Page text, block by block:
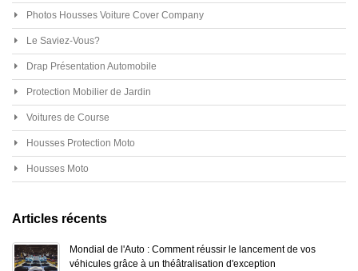
Photos Housses Voiture Cover Company
Le Saviez-Vous?
Drap Présentation Automobile
Protection Mobilier de Jardin
Voitures de Course
Housses Protection Moto
Housses Moto
Articles récents
Mondial de l'Auto : Comment réussir le lancement de vos
véhicules grâce à un théâtralisation d'exception